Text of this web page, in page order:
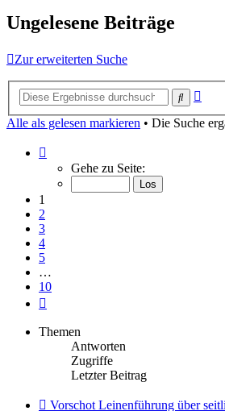
Ungelesene Beiträge
Zur erweiterten Suche
Suche
Alle als gelesen markieren • Die Suche
von
Gehe zu Seite:
1
2
3
4
5
…
10
Themen
Antworten
Zugriffe
Letzter Beitrag
Neuer
Vorschot Leinenführung über